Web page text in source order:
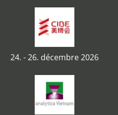
24. - 26. décembre 2026